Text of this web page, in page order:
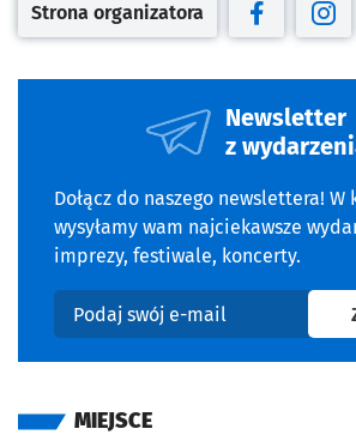
Otwiera się w nowej karcie
Strona organizatora
Otwiera się
Newsletter
z
Dołącz do naszego newslettera! W
wysyłamy wam najciekawsze
imprezy, festiwale, koncerty.
Podaj swój e-mail
MIEJSCE